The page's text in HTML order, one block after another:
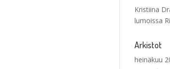
Kristiina
lumoissa
Arkistot
heinäkuu